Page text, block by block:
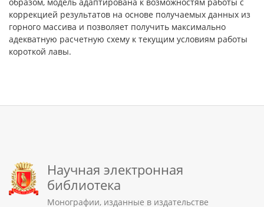
коррекцией результатов на основе получаемых данных из
горного массива и позволяет получить максимально
адекватную расчетную схему к текущим условиям работы
короткой лавы.
Научная электронная
библиотека
Монографии, изданные в издательстве